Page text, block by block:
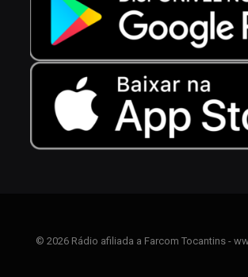
© 2026 Rádio afiliada a Farcom Tocantins -